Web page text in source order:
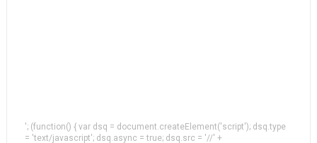
'; (function() { var dsq = document.createElement('script'); dsq.type
= 'text/javascript'; dsq.async = true; dsq.src = '//' +